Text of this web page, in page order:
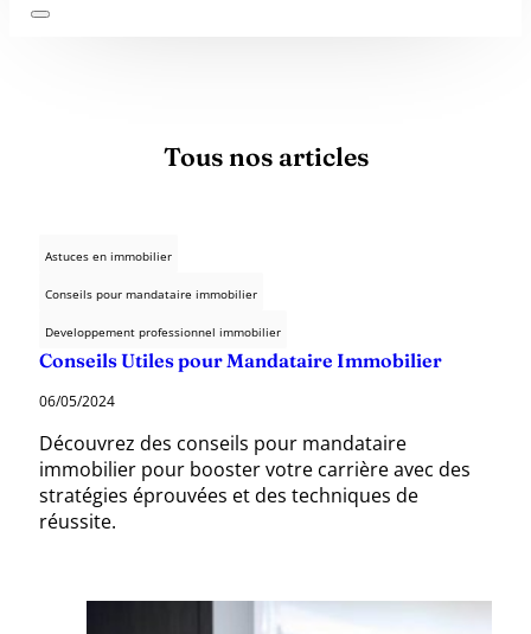
Tous nos articles
Astuces en immobilier
Conseils pour mandataire immobilier
Developpement professionnel immobilier
Conseils Utiles pour Mandataire Immobilier
06/05/2024
Découvrez des conseils pour mandataire
immobilier pour booster votre carrière avec des
stratégies éprouvées et des techniques de
réussite.